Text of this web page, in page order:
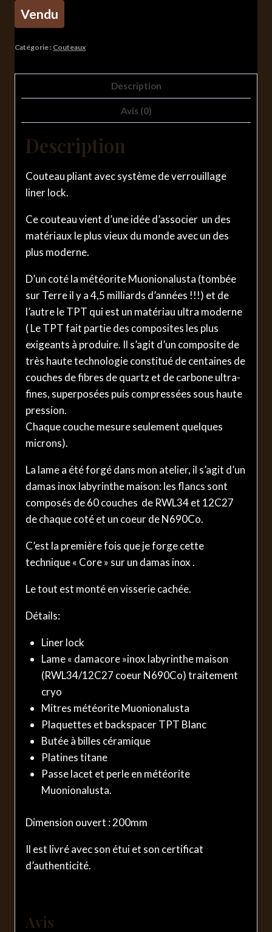
Vendu
Catégorie : Couteaux
Description
Avis (0)
Description
Couteau pliant avec système de verrouillage
liner lock.
Ce couteau vient d’une idée d’associer un des
matériaux le plus vieux du monde avec un des
plus moderne.
D’un coté la météorite Muonionalusta (tombée
sur Terre il y a 4,5 milliards d’années !!!) et de
l’autre le TPT qui est un matériau ultra moderne
( Le TPT fait partie des composites les plus
exigeants à produire. Il s’agit d’un composite de
très haute technologie constitué de centaines de
couches de fibres de quartz et de carbone ultra-
fines, superposées puis compressées sous haute
pression.
Chaque couche mesure seulement quelques
microns).
La lame a été forgé dans mon atelier, il s’agit d’un
damas inox labyrinthe maison: les flancs sont
composés de 60 couches de RWL34 et 12C27
de chaque coté et un coeur de N690Co.
C’est la première fois que je forge cette
technique « Core » sur un damas inox .
Le tout est monté en visserie cachée.
Détails:
Liner lock
Lame « damacore »inox labyrinthe maison
(RWL34/12C27 coeur N690Co) traitement
cryo
Mitres météorite Muonionalusta
Plaquettes et backspacer TPT Blanc
Butée à billes céramique
Platines titane
Passe lacet et perle en météorite
Muonionalusta.
Dimension ouvert : 200mm
Il est livré avec son étui et son certificat
d’authenticité.
Avis